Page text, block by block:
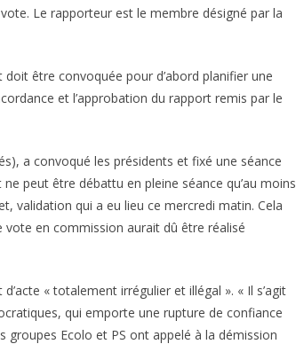
Le rapporteur est le membre désigné par la
être convoquée pour d’abord planifier une
et l’approbation du rapport remis par le
a convoqué les présidents et fixé une séance
peut être débattu en pleine séance qu’au moins
validation qui a eu lieu ce mercredi matin. Cela
en commission aurait dû être réalisé
« totalement irrégulier et illégal ». « Il s’agit
qui emporte une rupture de confiance
Ecolo et PS ont appelé à la démission